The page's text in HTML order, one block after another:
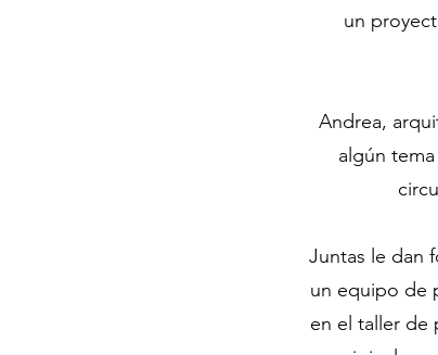
un
Andrea,
algún
Juntas le dan
un equipo de
en el taller de